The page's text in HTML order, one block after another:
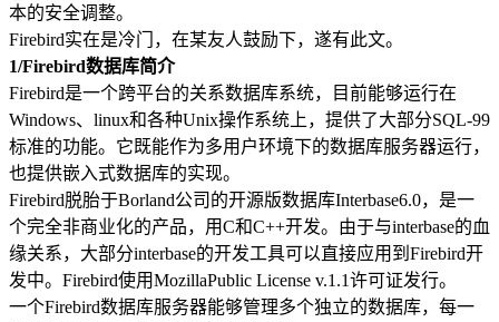
本的安全调整。
Firebird实在是冷门，在某友人鼓励下，遂有此文。
1/Firebird数据库简介
Firebird是一个跨平台的关系数据库系统，目前能够运行在
Windows、linux和各种Unix操作系统上，提供了大部分SQL-99
标准的功能。它既能作为多用户环境下的数据库服务器运行，
也提供嵌入式数据库的实现。
Firebird脱胎于Borland公司的开源版数据库Interbase6.0，是一
个完全非商业化的产品，用C和C++开发。由于与interbase的血
缘关系，大部分interbase的开发工具可以直接应用到Firebird开
发中。Firebird使用MozillaPublic License v.1.1许可证发行。
一个Firebird数据库服务器能够管理多个独立的数据库，每一